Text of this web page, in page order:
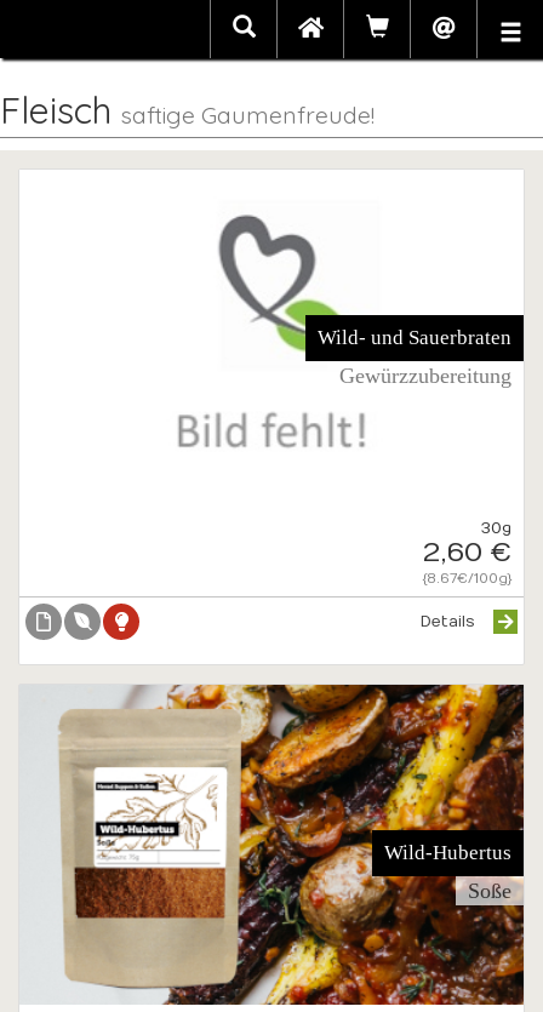
Fleisch saftige Gaumenfreude!
Wild- und Sauerbraten
Gewürzzubereitung
30g
2,60 €
{8.67€/100g}
Details
Wild-Hubertus
Soße